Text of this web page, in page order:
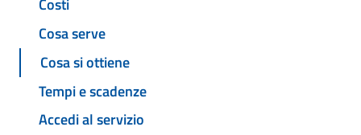
Costi
Cosa serve
Cosa si ottiene
Tempi e scadenze
Accedi al servizio